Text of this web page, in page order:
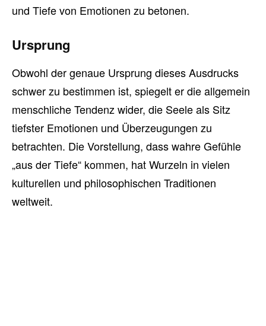
und Tiefe von Emotionen zu betonen.
Ursprung
Obwohl der genaue Ursprung dieses Ausdrucks
schwer zu bestimmen ist, spiegelt er die allgemein
menschliche Tendenz wider, die Seele als Sitz
tiefster Emotionen und Überzeugungen zu
betrachten. Die Vorstellung, dass wahre Gefühle
„aus der Tiefe“ kommen, hat Wurzeln in vielen
kulturellen und philosophischen Traditionen
weltweit.